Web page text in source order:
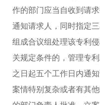
作的部门应当自收到请
通知请求人，同时指定
组成合议组处理该专利
关规定条件的，管理专
之日起五个工作日内通
案情特别复杂或者有其